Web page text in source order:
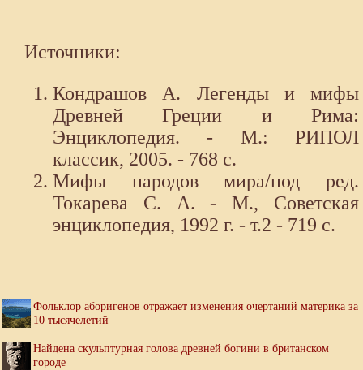
Источники:
Кондрашов А. Легенды и мифы
Древней Греции и Рима:
Энциклопедия. - М.: РИПОЛ
классик, 2005. - 768 с.
Мифы народов мира/под ред.
Токарева С. А. - М., Советская
энциклопедия, 1992 г. - т.2 - 719 с.
Фольклор аборигенов отражает изменения очертаний материка за
10 тысячелетий
Найдена скульптурная голова древней богини в британском
городе